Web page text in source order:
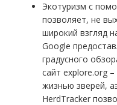
Экотуризм с
позволяет, не
широкий взгляд
Google
градусного
сайт explore.org
жизнью зверей,
HerdTracker